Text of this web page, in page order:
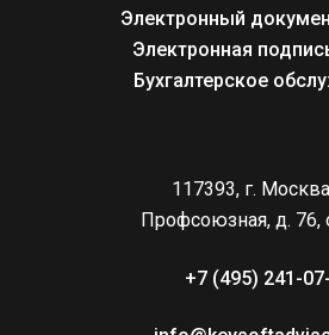
Электронный
Электронная
Бухгалтерское
+7 (495) 241-
117393, г.
Профсоюзная, д. 76,